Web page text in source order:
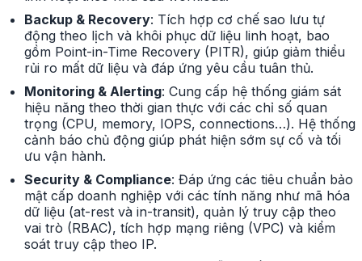
Backup & Recovery: Tích hợp cơ chế sao lưu tự
động theo lịch và khôi phục dữ liệu linh hoạt, bao
gồm Point-in-Time Recovery (PITR), giúp giảm thiểu
rủi ro mất dữ liệu và đáp ứng yêu cầu tuân thủ.
Monitoring & Alerting: Cung cấp hệ thống giám sát
hiệu năng theo thời gian thực với các chỉ số quan
trọng (CPU, memory, IOPS, connections…). Hệ thống
cảnh báo chủ động giúp phát hiện sớm sự cố và tối
ưu vận hành.
Security & Compliance: Đáp ứng các tiêu chuẩn bảo
mật cấp doanh nghiệp với các tính năng như mã hóa
dữ liệu (at-rest và in-transit), quản lý truy cập theo
vai trò (RBAC), tích hợp mạng riêng (VPC) và kiểm
soát truy cập theo IP.